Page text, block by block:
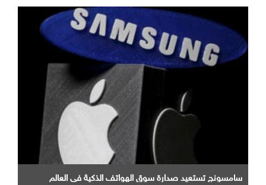
سامسونج تستعيد صدارة سوق الهواتف الذكية في العالم